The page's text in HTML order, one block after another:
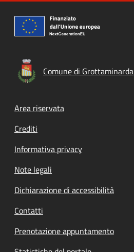
Comune di Grottaminarda
Footer menu
Area riservata
Crediti
Informativa privacy
Note legali
Dichiarazione di accessibilità
Contatti
Prenotazione appuntamento